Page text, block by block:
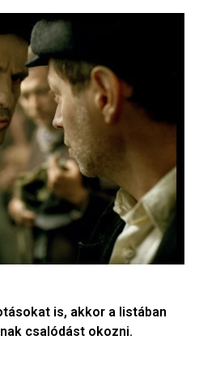
is, akkor a listában
csalódást okozni.